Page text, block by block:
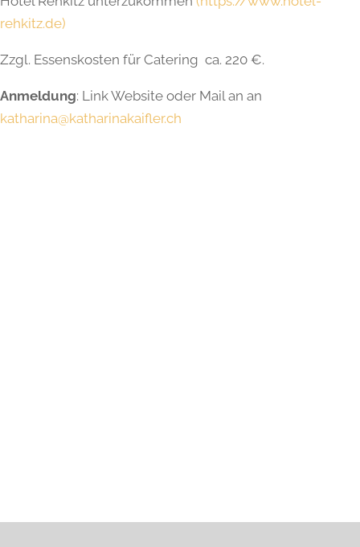
rehkitz.de)
Zzgl. Essenskosten für Catering ca. 220 €.
Anmeldung: Link Website oder Mail an an
katharina@katharinakaifler.ch